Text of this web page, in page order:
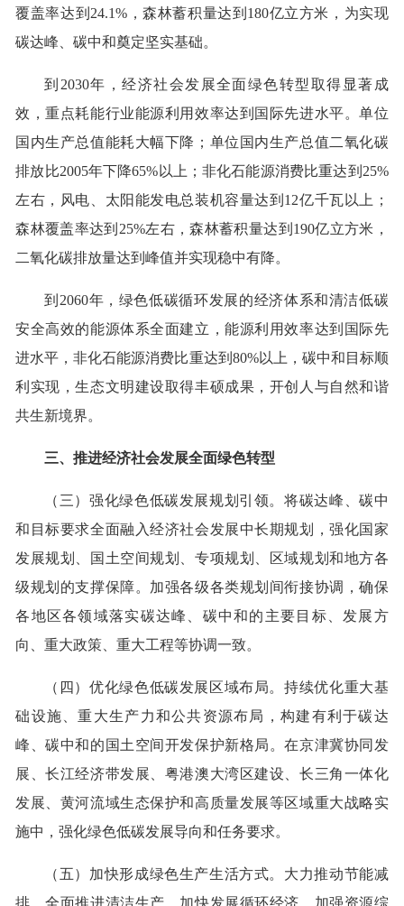
覆盖率达到24.1%，森林蓄积量达到180亿立方米，为实现
碳达峰、碳中和奠定坚实基础。
到2030年，经济社会发展全面绿色转型取得显著成
效，重点耗能行业能源利用效率达到国际先进水平。单位
国内生产总值能耗大幅下降；单位国内生产总值二氧化碳
排放比2005年下降65%以上；非化石能源消费比重达到25%
左右，风电、太阳能发电总装机容量达到12亿千瓦以上；
森林覆盖率达到25%左右，森林蓄积量达到190亿立方米，
二氧化碳排放量达到峰值并实现稳中有降。
到2060年，绿色低碳循环发展的经济体系和清洁低碳
安全高效的能源体系全面建立，能源利用效率达到国际先
进水平，非化石能源消费比重达到80%以上，碳中和目标顺
利实现，生态文明建设取得丰硕成果，开创人与自然和谐
共生新境界。
三、推进经济社会发展全面绿色转型
（三）强化绿色低碳发展规划引领。将碳达峰、碳中
和目标要求全面融入经济社会发展中长期规划，强化国家
发展规划、国土空间规划、专项规划、区域规划和地方各
级规划的支撑保障。加强各级各类规划间衔接协调，确保
各地区各领域落实碳达峰、碳中和的主要目标、发展方
向、重大政策、重大工程等协调一致。
（四）优化绿色低碳发展区域布局。持续优化重大基
础设施、重大生产力和公共资源布局，构建有利于碳达
峰、碳中和的国土空间开发保护新格局。在京津冀协同发
展、长江经济带发展、粤港澳大湾区建设、长三角一体化
发展、黄河流域生态保护和高质量发展等区域重大战略实
施中，强化绿色低碳发展导向和任务要求。
（五）加快形成绿色生产生活方式。大力推动节能减
排，全面推进清洁生产，加快发展循环经济，加强资源综